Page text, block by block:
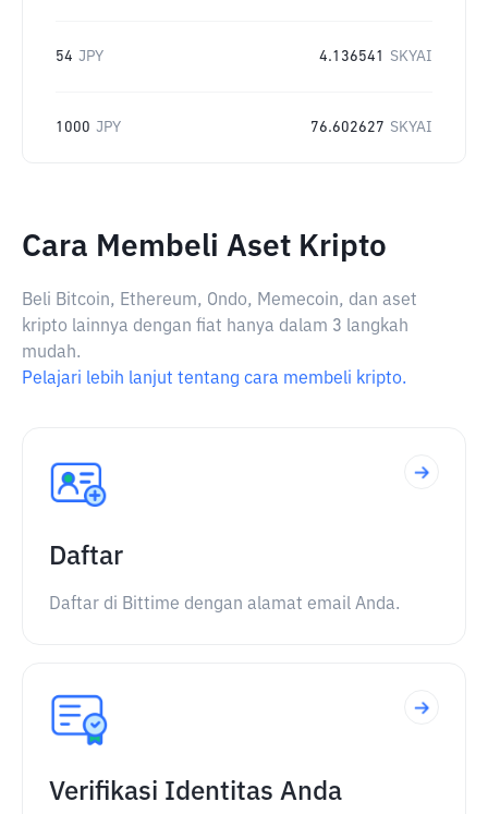
54 JPY 4.136541 SKYAI
1000 JPY 76.602627 SKYAI
Cara Membeli Aset Kripto
Beli Bitcoin, Ethereum, Ondo, Memecoin, dan aset
kripto lainnya dengan fiat hanya dalam 3 langkah
mudah.
Pelajari lebih lanjut tentang cara membeli kripto.
Daftar
Daftar di Bittime dengan alamat email Anda.
Verifikasi Identitas Anda